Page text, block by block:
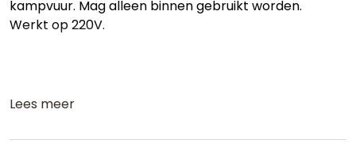
kampvuur. Mag alleen binnen gebruikt worden.
Werkt op 220V.
Lees meer